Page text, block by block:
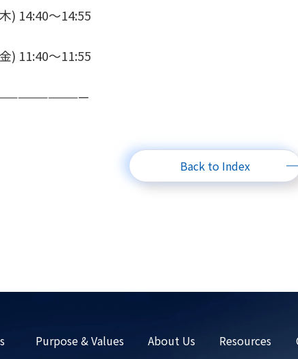
) 14:40〜14:55
) 11:40〜11:55
Back to Index
Purpose & Values About Us
Resources